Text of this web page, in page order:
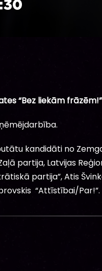
“Bez liekām frāzēm!”
kandidāti no
Zaļā partija, Latvijas
partija”, Atis
“Attīstībai/Par!”.